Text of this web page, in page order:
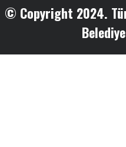
© Copyright 2024.